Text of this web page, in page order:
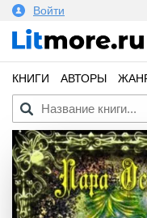
Войти
КНИГИ АВТОРЫ